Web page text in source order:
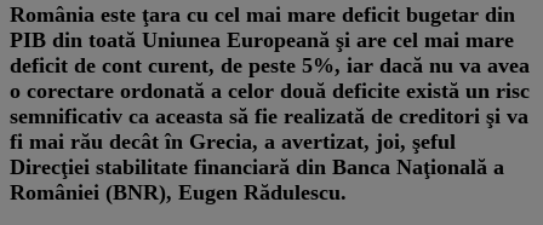
România este ţara cu cel mai mare deficit bugetar din
PIB din toată Uniunea Europeană şi are cel mai mare
deficit de cont curent, de peste 5%, iar dacă nu va avea
o corectare ordonată a celor două deficite există un risc
semnificativ ca aceasta să fie realizată de creditori şi va
fi mai rău decât în Grecia, a avertizat, joi, şeful
Direcţiei stabilitate financiară din Banca Naţională a
României (BNR), Eugen Rădulescu.